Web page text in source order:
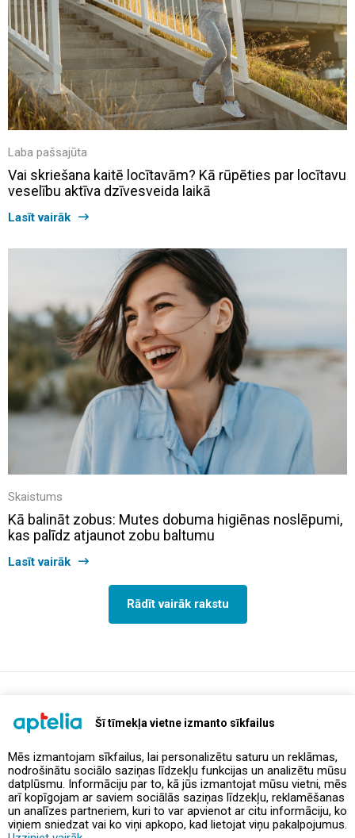
Šī tīmekļa vietne izmanto sīkfailus
Mēs izmantojam sīkfailus, lai personalizētu saturu un reklāmas,
nodrošinātu sociālo saziņas līdzekļu funkcijas un analizētu mūsu
datplūsmu. Informāciju par to, kā jūs izmantojat mūsu vietni, mēs
arī kopīgojam ar saviem sociālās saziņas līdzekļu, reklamēšanas
un analīzes partneriem, kuri to var apvienot ar citu informāciju, ko
viņiem sniedzat vai ko viņi apkopo, kad lietojat viņu pakalpojumus.
Laba pašsajūta
Vai skriešana kaitē locītavām? Kā rūpēties par locītavu
veselību aktīva dzīvesveida laikā
Lasīt vairāk
Skaistums
Kā balināt zobus: Mutes dobuma higiēnas noslēpumi,
kas palīdz atjaunot zobu baltumu
Lasīt vairāk
Rādīt vairāk rakstu
Piedāvājumi un akcijas
Kontakti